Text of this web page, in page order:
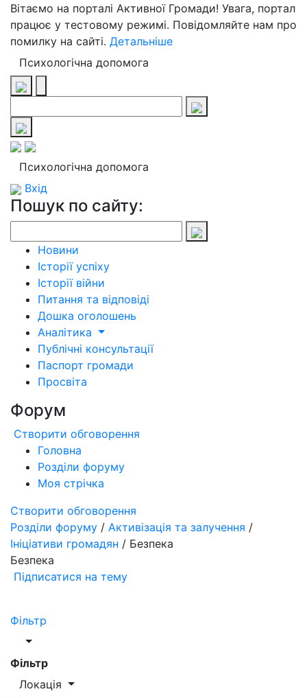
Вітаємо на порталі Активної Громади! Увага, портал
працює у тестовому режимі. Повідомляйте нам про
помилку на сайті. Детальніше
Психологічна допомога
Психологічна допомога
Вхід
Пошук по сайту:
Новини
Історії успіху
Історії війни
Питання та відповіді
Дошка оголошень
Аналітика
Публічні консультації
Паспорт громади
Просвіта
Форум
Створити обговорення
Головна
Розділи форуму
Моя стрічка
Створити обговорення
Розділи форуму / Активізація та залучення /
Ініціативи громадян / Безпека
Безпека
Підписатися на тему
Фільтр
Фільтр
Локація